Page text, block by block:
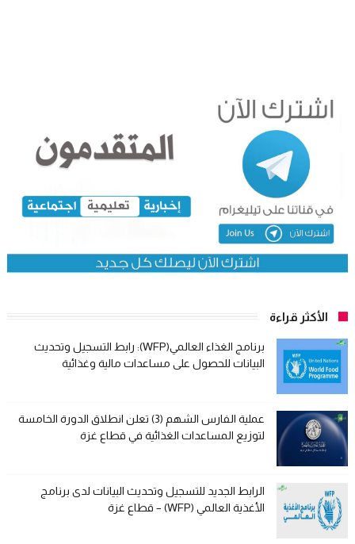
الأكثر قراءة
برنامج الغذاء العالمي(WFP): رابط التسجيل وتحديث
البيانات للحصول على مساعدات مالية وغذائية
عملية الفارس الشهم (3) تعلن انطلاق الدورة الخامسة
لتوزيع المساعدات الغذائية في قطاع غزة
الرابط الجديد للتسجيل وتحديث البيانات لدى برنامج
الأغذية العالمي (WFP) – قطاع غزة